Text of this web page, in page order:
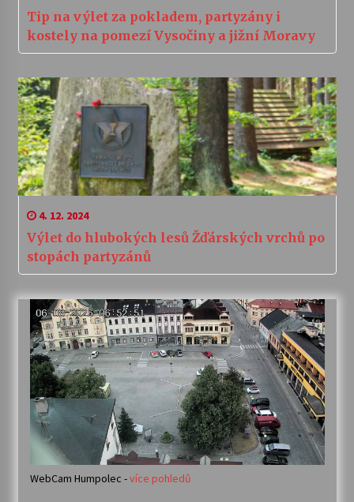
Tip na výlet za pokladem, partyzány i
kostely na pomezí Vysočiny a jižní Moravy
4. 12. 2024
Výlet do hlubokých lesů Žďárských vrchů po
stopách partyzánů
WebCam Humpolec -více pohledů